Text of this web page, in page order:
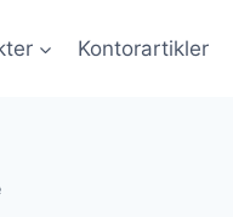
Kontorartikler